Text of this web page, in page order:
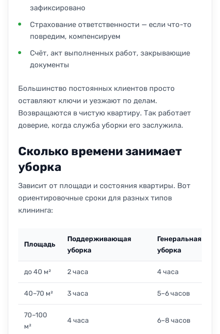
зафиксировано
Страхование ответственности — если что-то
повредим, компенсируем
Счёт, акт выполненных работ, закрывающие
документы
Большинство постоянных клиентов просто
оставляют ключи и уезжают по делам.
Возвращаются в чистую квартиру. Так работает
доверие, когда служба уборки его заслужила.
Сколько времени занимает
уборка
Зависит от площади и состояния квартиры. Вот
ориентировочные сроки для разных типов
клининга:
Площадь
Поддерживающая
уборка
Генеральная
уборка
до 40 м² 2 часа 4 часа
40–70 м² 3 часа 5–6 часов
70–100
м²
4 часа 6–8 часов